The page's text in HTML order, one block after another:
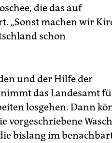
die das auf
„Sonst machen wir
schon
und der Hilfe der
das Landesamt
losgehen. Dann
vorgeschriebene
bislang im